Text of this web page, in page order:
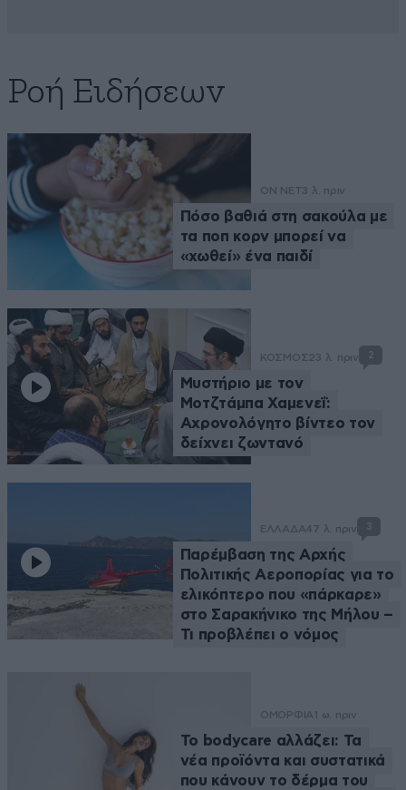
Ροή Ειδήσεων
ON NET3 λ. πριν
Πόσο βαθιά στη σακούλα με
τα ποπ κορν μπορεί να
«χωθεί» ένα παιδί
ΚΟΣΜΟΣ23 λ. πριν 2
Μυστήριο με τον
Μοτζτάμπα Χαμενεΐ:
Αχρονολόγητο βίντεο τον
δείχνει ζωντανό
ΕΛΛΑΔΑ47 λ. πριν 3
Παρέμβαση της Αρχής
Πολιτικής Αεροπορίας για το
ελικόπτερο που «πάρκαρε»
στο Σαρακήνικο της Μήλου –
Τι προβλέπει ο νόμος
ΟΜΟΡΦΙΑ 1 ω. πριν
Το bodycare αλλάζει: Τα
νέα προϊόντα και συστατικά
που κάνουν το δέρμα του